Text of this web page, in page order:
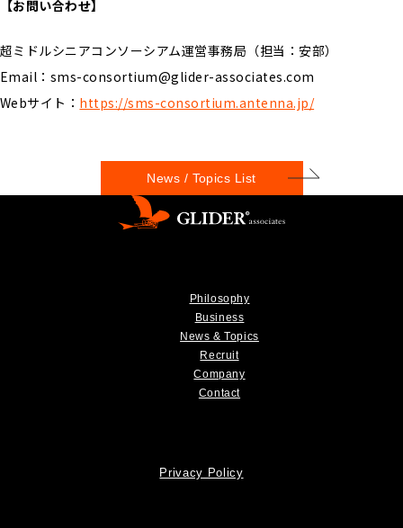
【お問い合わせ】
超ミドルシニアコンソーシアム運営事務局（担当：安部）
Email：sms-consortium@glider-associates.com
Webサイト： https://sms-consortium.antenna.jp/
News / Topics List
Philosophy
Business
News & Topics
Recruit
Company
Contact
Privacy Policy